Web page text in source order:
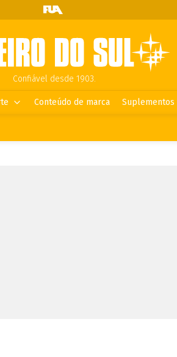
Confiável desde 1903.
Conteúdo de marca Suplementos